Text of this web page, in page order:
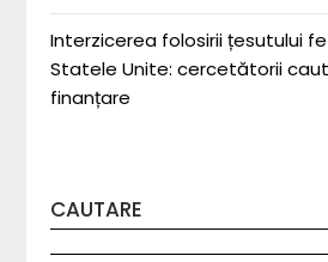
Interzicerea folosirii țesutului
Statele Unite: cercetătorii
finanțare
CAUTARE